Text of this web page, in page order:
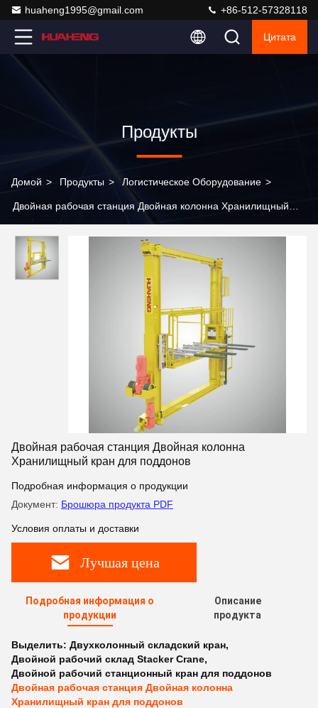
huaheng1995@gmail.com +86-512-57328118
Цитата
Продукты
Домой > Продукты > Логистическое Оборудование >
Двойная рабочая станция Двойная колонна Хранилищный
Двойная рабочая станция Двойная колонна
Хранилищный кран для поддонов
Подробная информация о продукции
Документ: Брошюра продукта PDF
Условия оплаты и доставки
Лучшая цена
Подробная информация о
продукции
Описание
продукта
Выделить: Двухколонный складский кран,
Двойной рабочий склад Stacker Crane,
Двойной рабочий станционный кран для поддонов
Двойная рабочая станция Двойная колонна
Хранилищный кран для поддонов